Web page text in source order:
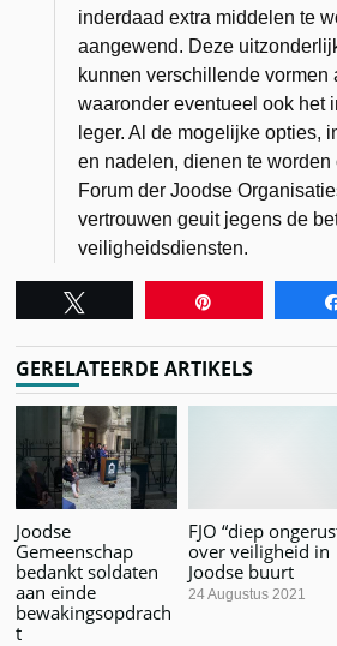
inderdaad extra middelen te
aangewend. Deze
kunnen verschillende vormen
waaronder eventueel ook het
leger. Al de mogelijke opties,
en nadelen, dienen te
Forum der Joodse
vertrouwen geuit jegens de
veiligheidsdiensten.
GERELATEERDE ARTIKELS
Joodse
Gemeenschap
bedankt soldaten
aan einde
bewakingsopdrach
t
FJO “diep
over veiligheid in
Joodse buurt
24 Augustus 2021